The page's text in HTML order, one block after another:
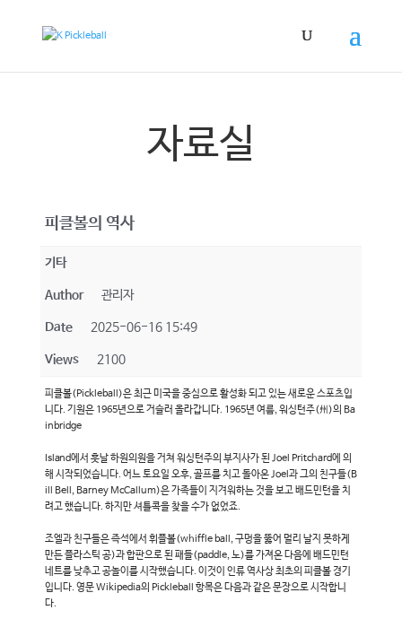
자료실
피클볼의 역사
기타
Author 관리자
Date 2025-06-16 15:49
Views 2100
피클볼(Pickleball)은 최근 미국을 중심으로 활성화 되고 있는 새로운 스포츠입
니다. 기원은 1965년으로 거슬러 올라갑니다. 1965년 여름, 워싱턴주(州)의 Ba
inbridge
Island에서 훗날 하원의원을 거쳐 워싱턴주의 부지사가 된 Joel Pritchard에 의
해 시작되었습니다. 어느 토요일 오후, 골프를 치고 돌아온 Joel과 그의 친구들(B
ill Bell, Barney McCallum)은 가족들이 지겨워하는 것을 보고 배드민턴을 치
려고 했습니다. 하지만 셔틀콕을 찾을 수가 없었죠.
조엘과 친구들은 즉석에서 휘플볼(whiffle ball, 구멍을 뚫어 멀리 날지 못하게
만든 플라스틱 공)과 합판으로 된 패들(paddle, 노)를 가져온 다음에 배드민턴
네트를 낮추고 공놀이를 시작했습니다. 이것이 인류 역사상 최초의 피클볼 경기
입니다. 영문 Wikipedia의 Pickleball 항목은 다음과 같은 문장으로 시작합니
다.